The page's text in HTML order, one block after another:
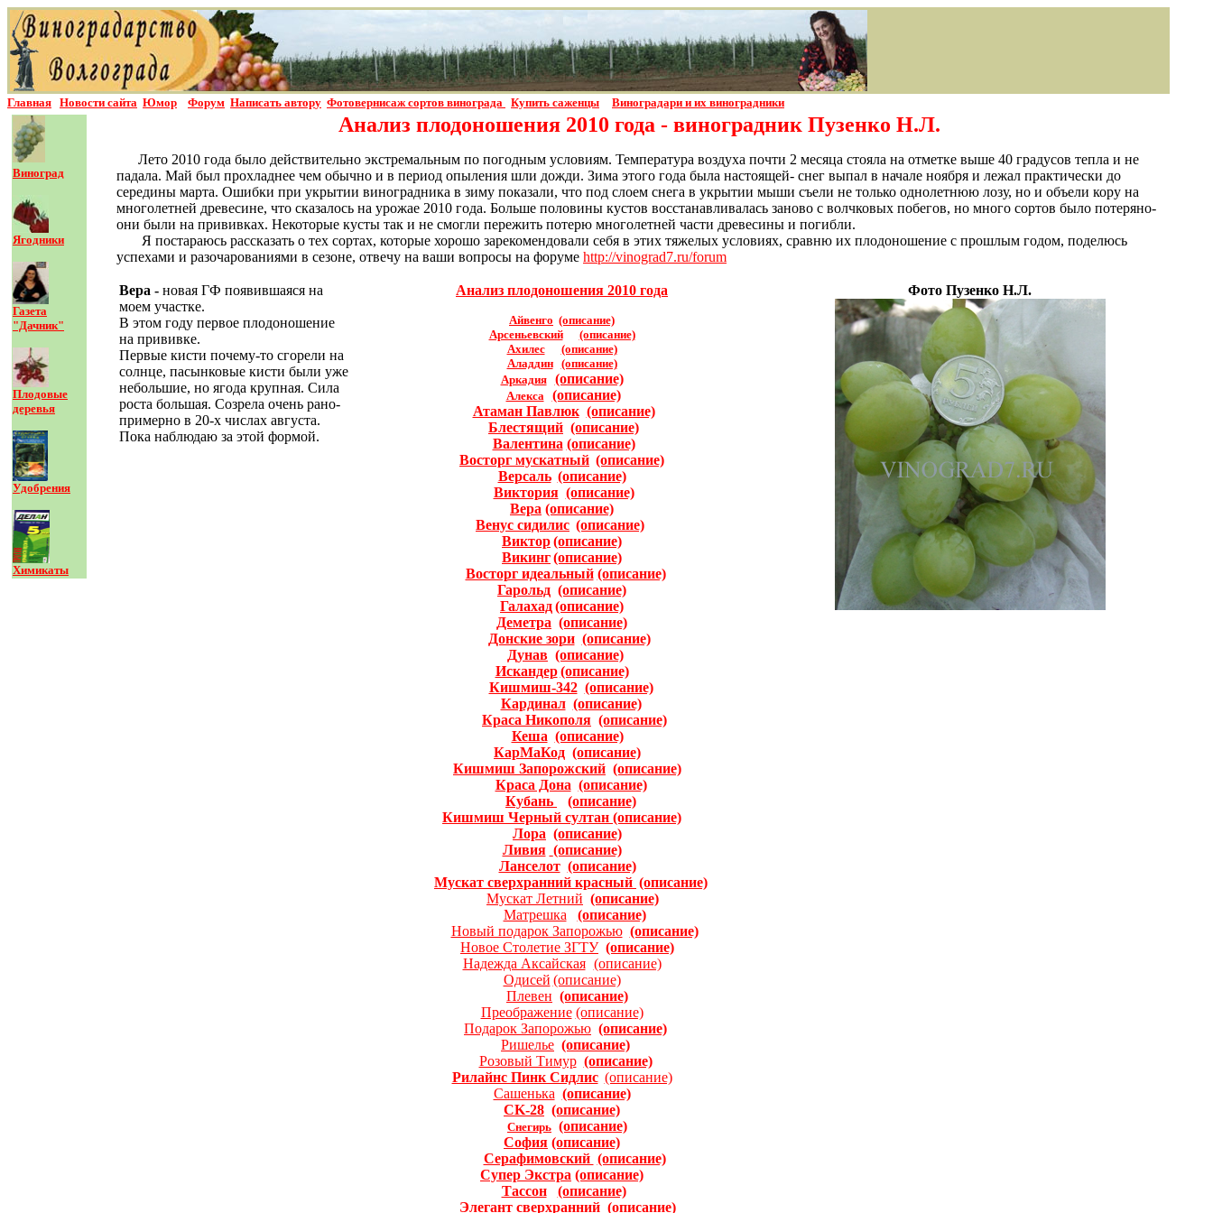
Главная Новости сайта Юмор Форум Написать автору Фотовернисаж сортов винограда Купить саженцы Виноградари и их виноградники
Виноград
Ягодники
Газета
"Дачник"
Плодовые
деревья
Удобрения
Химикаты
Анализ плодоношения 2010 года - виноградник Пузенко Н.Л.
Лето 2010 года было действительно экстремальным по погодным условиям. Температура воздуха почти 2 месяца стояла на отметке выше 40 градусов тепла и не
падала. Май был прохладнее чем обычно и в период опыления шли дожди. Зима этого года была настоящей- снег выпал в начале ноября и лежал практически до
середины марта. Ошибки при укрытии виноградника в зиму показали, что под слоем снега в укрытии мыши съели не только однолетнюю лозу, но и объели кору на
многолетней древесине, что сказалось на урожае 2010 года. Больше половины кустов восстанавливалась заново с волчковых побегов, но много сортов было потеряно-
они были на прививках. Некоторые кусты так и не смогли пережить потерю многолетней части древесины и погибли.
Я постараюсь рассказать о тех сортах, которые хорошо зарекомендовали себя в этих тяжелых условиях, сравню их плодоношение с прошлым годом, поделюсь
успехами и разочарованиями в сезоне, отвечу на ваши вопросы на форуме http://vinograd7.ru/forum
Вера - новая ГФ появившаяся на
моем участке.
В этом году первое плодоношение
на прививке.
Первые кисти почему-то сгорели на
солнце, пасынковые кисти были уже
небольшие, но ягода крупная. Сила
роста большая. Созрела очень рано-
примерно в 20-х числах августа.
Пока наблюдаю за этой формой.
Анализ плодоношения 2010 года
Айвенго (описание)
Арсеньевский
(описание)
Ахилес
(описание)
Аладдин
(описание)
Аркадия
(описание)
Алекса
(описание)
Атаман Павлюк (описание)
Блестящий (описание)
Валентина (описание)
Восторг мускатный (описание)
Версаль (описание)
Виктория (описание)
Вера (описание)
Венус сидилис (описание)
Виктор(описание)
Викинг(описание)
Восторг идеальный (oписание)
Гарольд (описание)
Галахад(описание)
Деметра (описание)
Донские зори (описание)
Дунав (описание)
Искандер (описание)
Кишмиш-342 (описание)
Кардинал (описание)
Краса Никополя (описание)
Кеша (описание)
КарМаКод (описание)
Кишмиш Запорожский (описание)
Краса Дона (описание)
Кубань
(описание)
Кишмиш Черный султан (описание)
Лора (описание)
Ливия (описание)
Ланселот (описание)
Мускат сверхранний красный (описание)
Мускат Летний (описание)
Матрешка
(описание)
Новый подарок Запорожью (описание)
Новое Столетие ЗГТУ (описание)
Надежда Аксайская (описание)
Одисей (описание)
Плевен (описание)
Преображение (описание)
Подарок Запорожью (описание)
Ришелье (описание)
Розовый Тимур (описание)
Рилайнс Пинк Сидлис (описание)
Сашенька (описание)
CK-28 (описание)
Снегирь (описание)
София (описание)
Серафимовский (описание)
Супер Экстра (oписание)
Тассон
(описание)
Элегант сверхранний (описание)
Фото Пузенко Н.Л.